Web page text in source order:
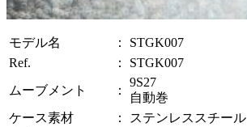
モデル名 ：
STGK007
Ref.
：
STGK007
ムーブメント
：
9S27
自動巻
ケース素材
：
ステンレススチール